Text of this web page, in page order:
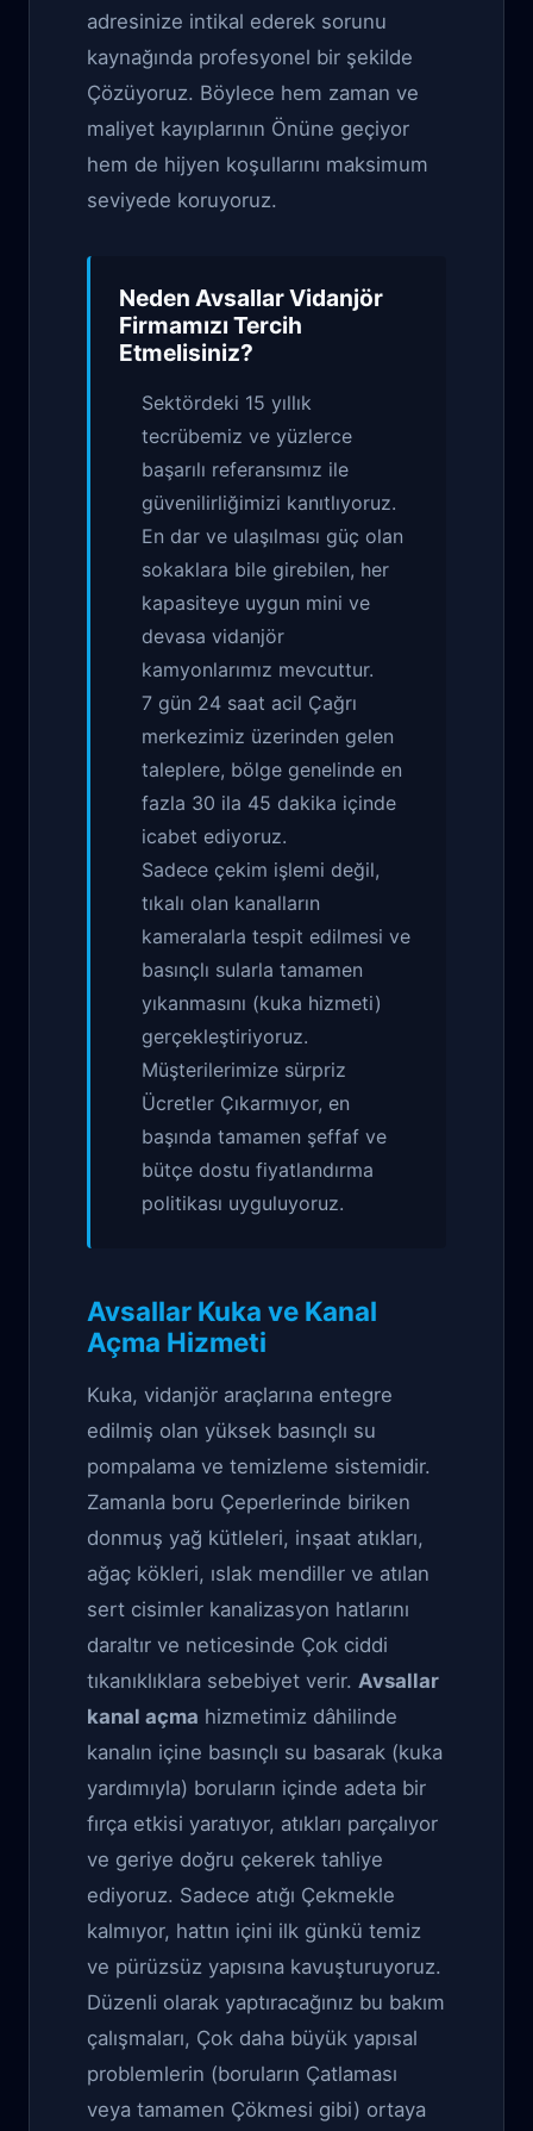
adresinize intikal ederek sorunu
kaynağında profesyonel bir şekilde
Çözüyoruz. Böylece hem zaman ve
maliyet kayıplarının Önüne geçiyor
hem de hijyen koşullarını maksimum
seviyede koruyoruz.
Neden Avsallar Vidanjör
Firmamızı Tercih
Etmelisiniz?
Sektördeki 15 yıllık
tecrübemiz ve yüzlerce
başarılı referansımız ile
güvenilirliğimizi kanıtlıyoruz.
En dar ve ulaşılması güç olan
sokaklara bile girebilen, her
kapasiteye uygun mini ve
devasa vidanjör
kamyonlarımız mevcuttur.
7 gün 24 saat acil Çağrı
merkezimiz üzerinden gelen
taleplere, bölge genelinde en
fazla 30 ila 45 dakika içinde
icabet ediyoruz.
Sadece çekim işlemi değil,
tıkalı olan kanalların
kameralarla tespit edilmesi ve
basınçlı sularla tamamen
yıkanmasını (kuka hizmeti)
gerçekleştiriyoruz.
Müşterilerimize sürpriz
Ücretler Çıkarmıyor, en
başında tamamen şeffaf ve
bütçe dostu fiyatlandırma
politikası uyguluyoruz.
Avsallar Kuka ve Kanal
Açma Hizmeti
Kuka, vidanjör araçlarına entegre
edilmiş olan yüksek basınçlı su
pompalama ve temizleme sistemidir.
Zamanla boru Çeperlerinde biriken
donmuş yağ kütleleri, inşaat atıkları,
ağaç kökleri, ıslak mendiller ve atılan
sert cisimler kanalizasyon hatlarını
daraltır ve neticesinde Çok ciddi
tıkanıklıklara sebebiyet verir. Avsallar
kanal açma hizmetimiz dâhilinde
kanalın içine basınçlı su basarak (kuka
yardımıyla) boruların içinde adeta bir
fırça etkisi yaratıyor, atıkları parçalıyor
ve geriye doğru çekerek tahliye
ediyoruz. Sadece atığı Çekmekle
kalmıyor, hattın içini ilk günkü temiz
ve pürüzsüz yapısına kavuşturuyoruz.
Düzenli olarak yaptıracağınız bu bakım
çalışmaları, Çok daha büyük yapısal
problemlerin (boruların Çatlaması
veya tamamen Çökmesi gibi) ortaya